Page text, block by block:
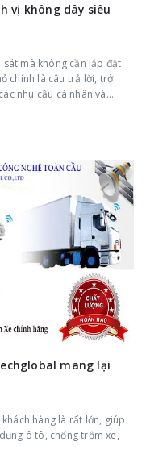
vị không dây siêu
mà không cần lắp đặt
chính là câu trả lời, trở
nhu cầu cá nhân và
nghệ, tính năng vượt
lượng cao, bền bỉ?
mang lại
hàng là rất lớn, giúp
ô tô, chống trộm xe,